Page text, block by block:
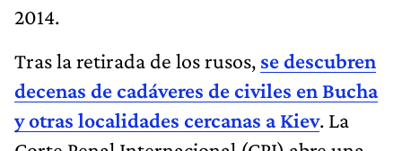
2014.
Tras la retirada de los rusos, se descubren
decenas de cadáveres de civiles en Bucha
y otras localidades cercanas a Kiev. La